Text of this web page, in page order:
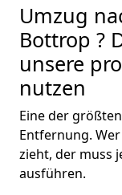
Umzug
Bottrop ?
unsere
nutzen
Eine der
Entfernung.
zieht, der muss
ausführen.